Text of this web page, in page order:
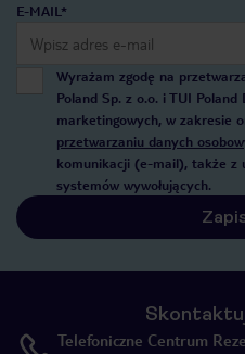
E-MAIL*
Wyrażam zgodę na
Poland Sp. z o.o. i TUI
marketingowych, w zakresie
przetwarzaniu danych
komunikacji (e-mail), także z
systemów wywołujących.
Telefoniczne Centrum